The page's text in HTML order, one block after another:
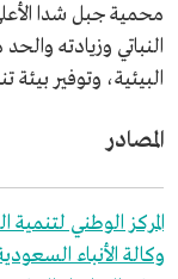
محمية جبل شدا
النباتي وزيادته
البيئية، وتوفير بيئة
المصادر
المركز الوطني لتنمية
وكالة الأنباء